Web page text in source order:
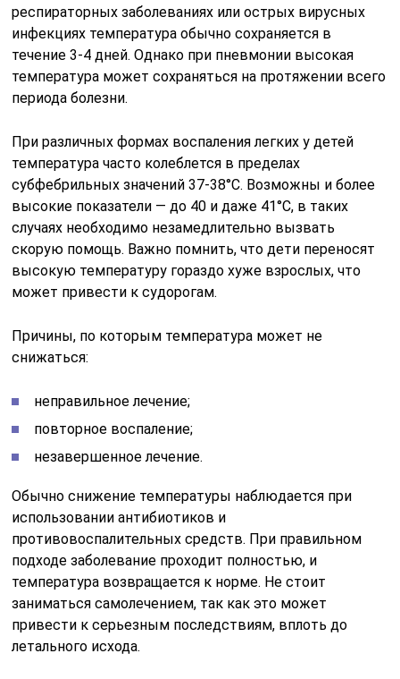
респираторных заболеваниях или острых вирусных
инфекциях температура обычно сохраняется в
течение 3-4 дней. Однако при пневмонии высокая
температура может сохраняться на протяжении всего
периода болезни.
При различных формах воспаления легких у детей
температура часто колеблется в пределах
субфебрильных значений 37-38°С. Возможны и более
высокие показатели — до 40 и даже 41°С, в таких
случаях необходимо незамедлительно вызвать
скорую помощь. Важно помнить, что дети переносят
высокую температуру гораздо хуже взрослых, что
может привести к судорогам.
Причины, по которым температура может не
снижаться:
неправильное лечение;
повторное воспаление;
незавершенное лечение.
Обычно снижение температуры наблюдается при
использовании антибиотиков и
противовоспалительных средств. При правильном
подходе заболевание проходит полностью, и
температура возвращается к норме. Не стоит
заниматься самолечением, так как это может
привести к серьезным последствиям, вплоть до
летального исхода.